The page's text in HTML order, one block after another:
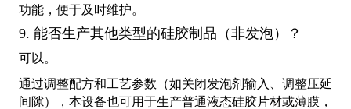
功能，便于及时维护。
9. 能否生产其他类型的硅胶制品（非发泡）？
可以。
通过调整配方和工艺参数（如关闭发泡剂输入、调整压延
间隙），本设备也可用于生产普通液态硅胶片材或薄膜，